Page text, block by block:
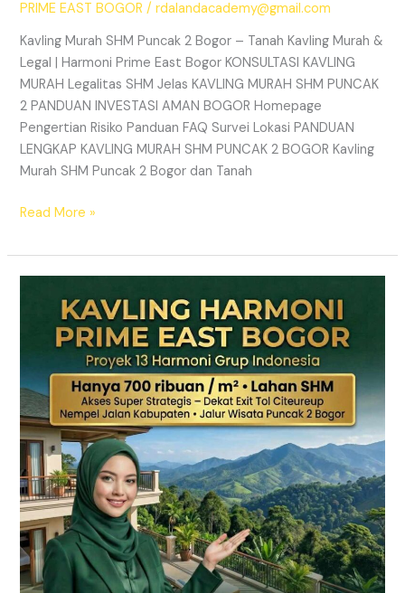
PRIME EAST BOGOR /rdalandacademy@gmail.com
Kavling Murah SHM Puncak 2 Bogor – Tanah Kavling Murah &
Legal | Harmoni Prime East Bogor KONSULTASI KAVLING
MURAH Legalitas SHM Jelas KAVLING MURAH SHM PUNCAK
2 PANDUAN INVESTASI AMAN BOGOR Homepage
Pengertian Risiko Panduan FAQ Survei Lokasi PANDUAN
LENGKAP KAVLING MURAH SHM PUNCAK 2 BOGOR Kavling
Murah SHM Puncak 2 Bogor dan Tanah
Read More »
HARMONI
BOGOR
|
SHM
Pecah
Sertifikat
|
Dekat
Tol
Citeureup
–
Puncak